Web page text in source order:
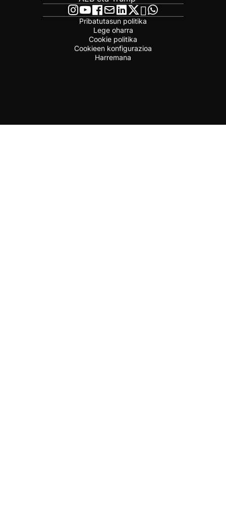
Pribatutasun politika
Lege oharra
Cookie politika
Cookieen konfigurazioa
Harremana